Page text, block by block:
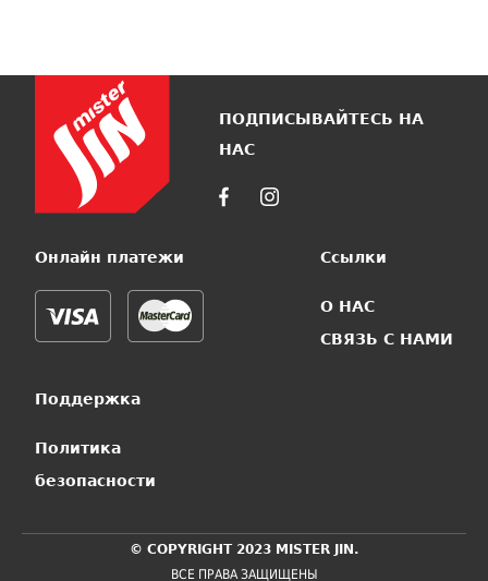
ПОДПИСЫВАЙТЕСЬ НА
НАС
Онлайн платежи Ссылки
О НАС
СВЯЗЬ С НАМИ
Поддержка
Политика
безопасности
© COPYRIGHT 2023 MISTER JIN.
ВСЕ ПРАВА ЗАЩИЩЕНЫ